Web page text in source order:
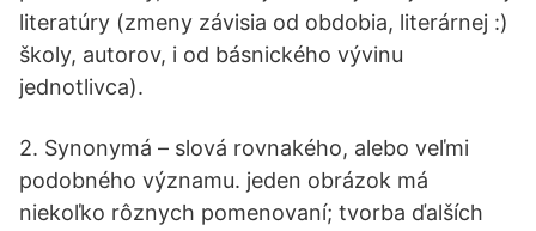
literatúry (zmeny závisia od obdobia, literárnej :)
školy, autorov, i od básnického vývinu
jednotlivca).
2. Synonymá – slová rovnakého, alebo veľmi
podobného významu. jeden obrázok má
niekoľko rôznych pomenovaní; tvorba ďalších